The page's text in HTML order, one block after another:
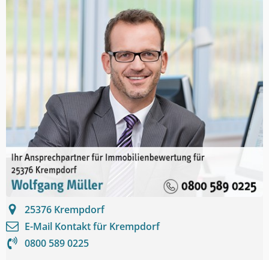
25376 Krempdorf
E-Mail Kontakt für Krempdorf
0800 589 0225